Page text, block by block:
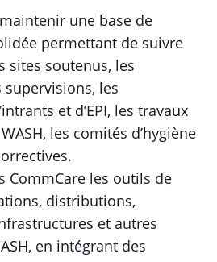
une base de
permettant de suivre
sites soutenus, les
les
et d’EPI, les travaux
les comités d’hygiène
CommCare les outils de
distributions,
et autres
en intégrant des